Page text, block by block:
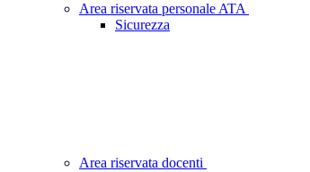
Area riservata personale ATA
Sicurezza
Area riservata docenti